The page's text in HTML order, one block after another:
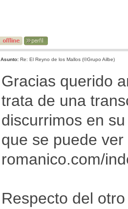
Asunto: Re: El Reyno de los Mallos (©Grupo Ailbe)
Gracias querido
trata de una
discurrimos en
que se puede
romanico.com/
Respecto del